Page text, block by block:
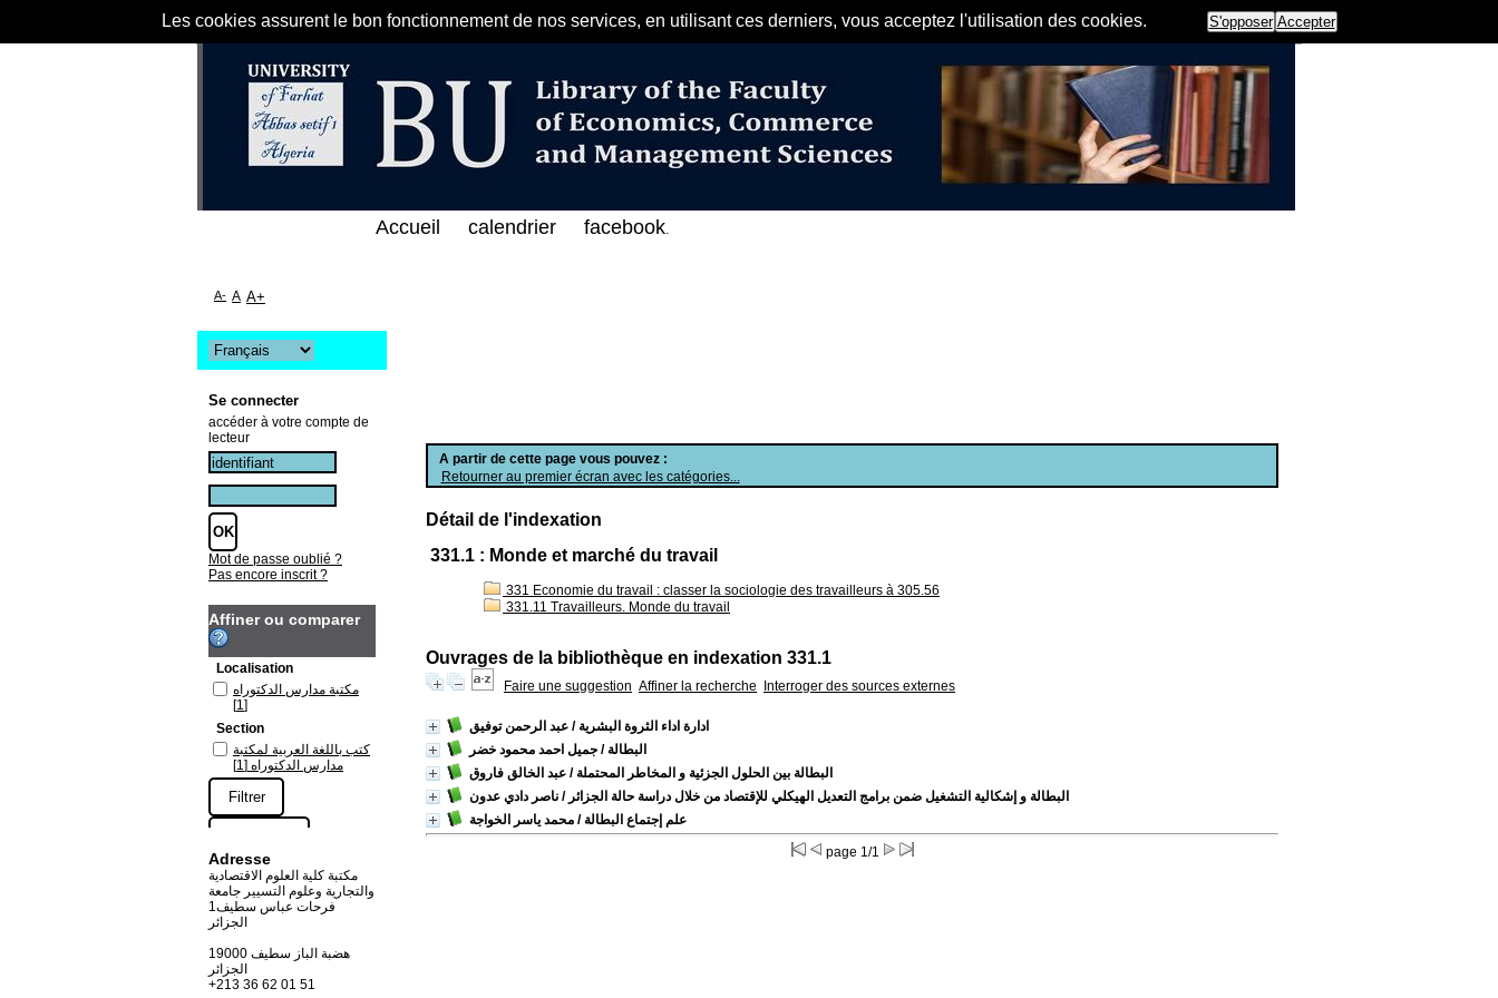
Les cookies assurent le bon fonctionnement de nos services, en utilisant ces derniers, vous acceptez l'utilisation des cookies. S'opposer Accepter
مرحبا بكم في الفهرس الإلكتروني على الخط المباشر لمكتبة كلية العلوم الاقتصادية و
A partir de cette page vous pouvez :
Retourner au premier écran avec les catégories...
Détail de l'indexation
331.1 : Monde et marché du travail
331 Economie du travail : classer la sociologie des travailleurs à 305.56
331.11 Travailleurs. Monde du travail
Ouvrages de la bibliothèque en indexation 331.1
Faire une suggestion Affiner la recherche Interroger des sources externes
ادارة اداء الثروة البشرية / عبد الرحمن توفيق
البطالة / جميل احمد محمود خضر
البطالة بين الحلول الجزئية و المخاطر المحتملة / عبد الخالق فاروق
البطالة و إشكالية التشغيل ضمن برامج التعديل الهيكلي للإقتصاد من خلال دراسة حالة الجزائر / ناصر دادي عدون
علم إجتماع البطالة / محمد ياسر الخواجة
page 1/1
Accueil calendrier facebook.
A- A A+
Se connecter
accéder à votre compte de
lecteur
Mot de passe oublié ?
Pas encore inscrit ?
Affiner ou comparer
Localisation
مكتبة مدارس الدكتوراه
[1]
Section
كتب باللغة العربية لمكتبة
مدارس الدكتوراه [1]
Adresse
مكتبة كلية العلوم الاقتصادية
والتجارية وعلوم التسيير جامعة
فرحات عباس سطيف1
الجزائر
19000 هضبة الباز سطيف
+213 36 62 01 51